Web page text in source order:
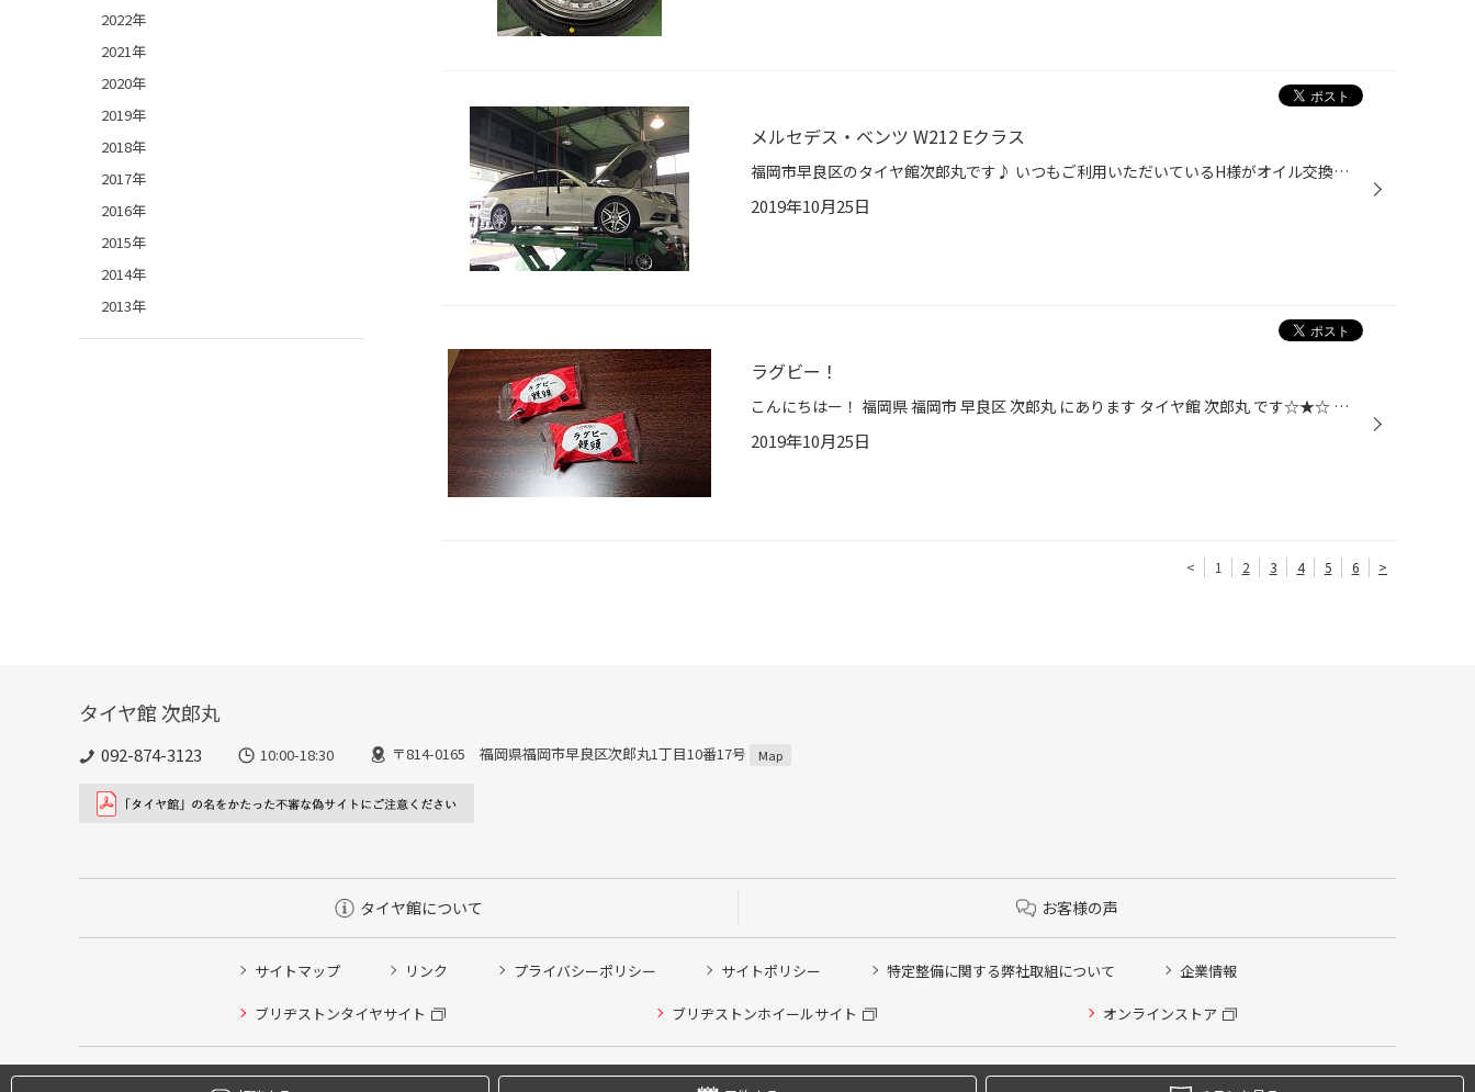
メルセデス・ベンツ W212 Eクラス
福岡市早良区のタイヤ館次郎丸です♪ いつもご利用いただいているH様がオイル交換でご来店くださいました(^-^) メルセデス・ベンツのW212型Eクラスのブルーエフィシェンシーです⤴︎ 正しくはステーションワゴンなのでS212型ですね(^-^) 今回ご利用いただいたオイルはこちら！ スノコのスベルトユーロC...
2019年10月25日
ラグビー！
こんにちはー！ 福岡県 福岡市 早良区 次郎丸 にあります タイヤ館 次郎丸 です☆★☆ 先日父から頂きまして。 父は職場でお土産にと貰ったそうな。 食べるのがもったいないなと思い食べられないまま… 気づいたら残り1つになってて、慌てて隠しました。笑
2019年10月25日
< 1 2 3 4 5 6 >
2022年
2021年
2020年
2019年
2018年
2017年
2016年
2015年
2014年
2013年
タイヤ館 次郎丸
092-874-3123 10:00-18:30 〒814-0165 福岡県福岡市早良区次郎丸1丁目10番17号 Map
タイヤ館について お客様の声
サイトマップ リンク プライバシーポリシー サイトポリシー 特定整備に関する弊社取組について 企業情報
ブリヂストンタイヤサイト ブリヂストンホイールサイト オンラインストア
Copyright © 2024 Bridgestone Retail Co.,Ltd. All rights Reserved.
タイヤ点検・安全点検/タイヤ履き替え/オイル交換/その他ピット作業の予約
クローク契約会員専用タイヤ履き替え※タイヤ履き替えを希望のクローク契約会員の方はこちらを選択ください
本日のタイヤ履き替え順番待ち予約 ※クローク契約会員の方はご利用いただけません